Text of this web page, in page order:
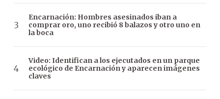
Encarnación: Hombres asesinados iban a
comprar oro, uno recibió 8 balazos y otro uno en
la boca
Video: Identifican a los ejecutados en un parque
ecológico de Encarnación y aparecen imágenes
claves